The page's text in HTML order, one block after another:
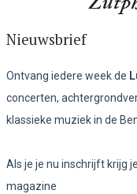
Nieuwsbrief
Ontvang iedere week de
concerten,
klassieke muziek in de
Als je je nu inschrijft krijg
magazine